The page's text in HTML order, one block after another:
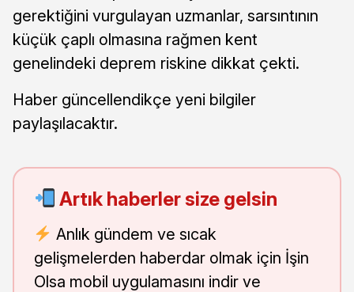
gerektiğini vurgulayan uzmanlar, sarsıntının
küçük çaplı olmasına rağmen kent
genelindeki deprem riskine dikkat çekti.
Haber güncellendikçe yeni bilgiler
paylaşılacaktır.
Artık haberler size gelsin
Anlık gündem ve sıcak
gelişmelerden haberdar olmak için İşin
Olsa mobil uygulamasını indir ve